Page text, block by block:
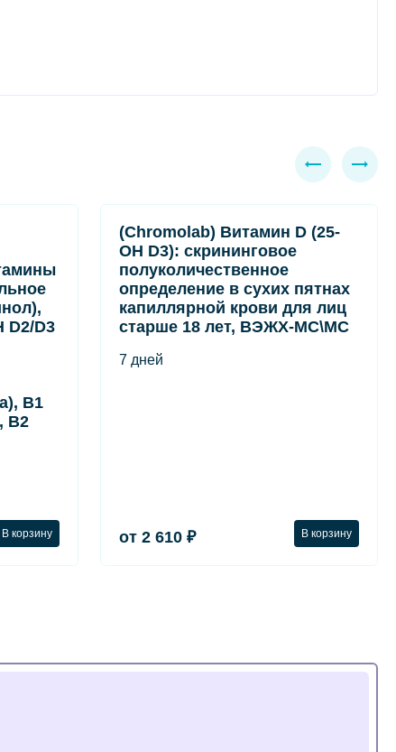
D2/D3
B1
B2
В корзину
(Chromolab) Витамин D (25-
OH D3): скрининговое
полуколичественное
определение в сухих пятнах
капиллярной крови для лиц
старше 18 лет, ВЭЖХ-МС\МС
7 дней
от 2 610 ₽ В корзину